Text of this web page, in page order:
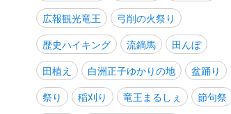
広報観光竜王
弓削の火祭り
歴史ハイキング
流鏑馬
田んぼ
田植え
白洲正子ゆかりの地
盆踊り
祭り
稲刈り 竜王まるしぇ
節句祭